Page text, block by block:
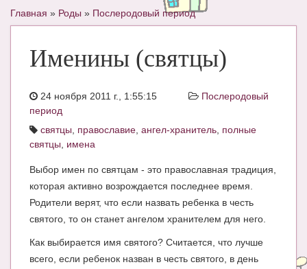
НОВОРОЖДЕННЫЙ
ВОПРОС-ОТВЕТ
ЧАТ
Рекомендовано
ПСИХОЛОГИЯ
Главная » Роды » Послеродовый период
Именины (святцы)
24 ноября 2011 г., 1:55:15
Послеродовый
период
святцы
православие ангел-хранитель полные
святцы
имена
Выбор имен по святцам - это православная традиция,
которая активно возрождается последнее время.
Родители верят, что если назвать ребенка в честь
святого, то он станет ангелом хранителем для него.
Как выбирается имя святого? Считается, что лучше
всего, если ребенок назван в честь святого, в день